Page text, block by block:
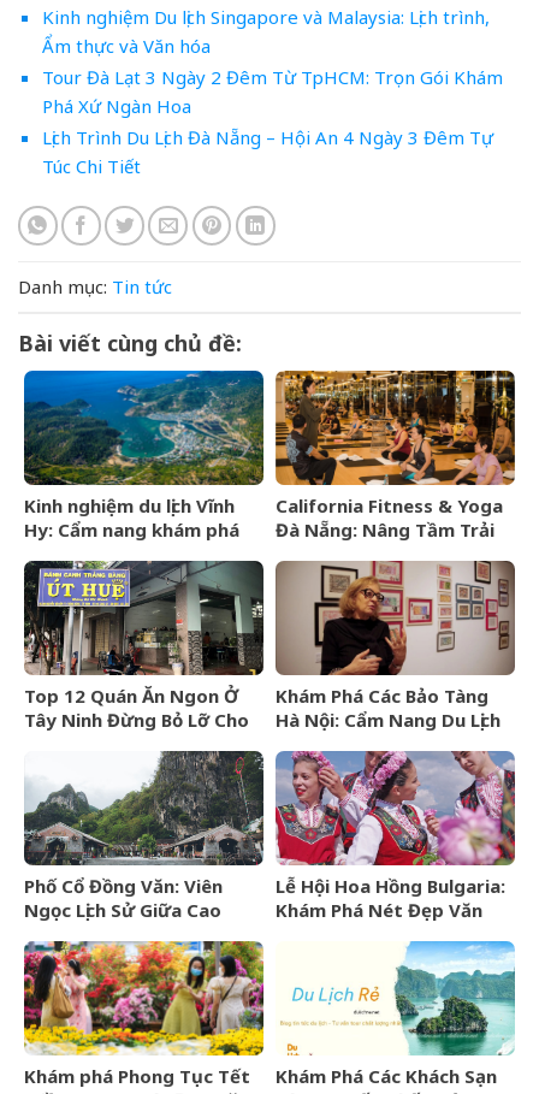
Kinh nghiệm Du lịch Singapore và Malaysia: Lịch trình,
Ẩm thực và Văn hóa
Tour Đà Lạt 3 Ngày 2 Đêm Từ TpHCM: Trọn Gói Khám
Phá Xứ Ngàn Hoa
Lịch Trình Du Lịch Đà Nẵng – Hội An 4 Ngày 3 Đêm Tự
Túc Chi Tiết
Danh mục: Tin tức
Bài viết cùng chủ đề:
Kinh nghiệm du lịch Vĩnh
Hy: Cẩm nang khám phá
Ninh Thuận
California Fitness & Yoga
Đà Nẵng: Nâng Tầm Trải
Top 12 Quán Ăn Ngon Ở
Tây Ninh Đừng Bỏ Lỡ Cho
Khám Phá Các Bảo Tàng
Hà Nội: Cẩm Nang Du Lịch
Phố Cổ Đồng Văn: Viên
Ngọc Lịch Sử Giữa Cao
Lễ Hội Hoa Hồng Bulgaria:
Khám Phá Nét Đẹp Văn
Khám phá Phong Tục Tết
Khám Phá Các Khách Sạn